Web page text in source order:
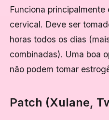
Funciona
cervical. Deve ser
horas todos os dias
combinadas). Uma boa
não podem tomar
Patch (Xulane,